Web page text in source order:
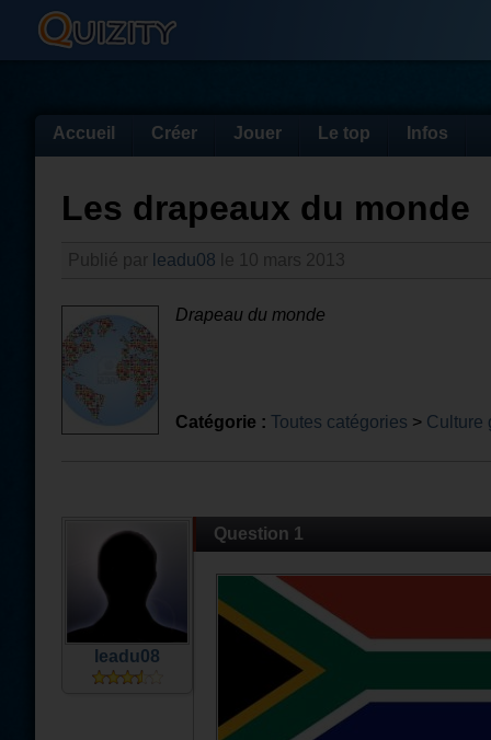
Accueil Créer Jouer Le top Infos
Les drapeaux du monde
leadu08
Drapeau du monde
Catégorie : Toutes catégories > Culture
leadu08
Question 1